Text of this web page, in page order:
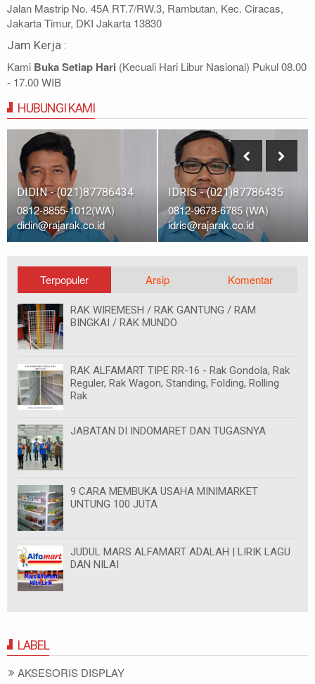
Jalan Mastrip No. 45A RT.7/RW.3, Rambutan, Kec. Ciracas,
Jakarta Timur, DKI Jakarta 13830
Jam Kerja :
Kami Buka Setiap Hari (Kecuali Hari Libur Nasional) Pukul 08.00
- 17.00 WIB
HUBUNGI KAMI
IDRIS - (021)87786435
0812-9678-6785 (WA)
idris@rajarak.co.id
DIDIN - (021)87786434
0812-8855-1012(WA)
didin@rajarak.co.id
Terpopuler Arsip Komentar
RAK WIREMESH / RAK GANTUNG / RAM
BINGKAI / RAK MUNDO
RAK ALFAMART TIPE RR-16 - Rak Gondola, Rak
Reguler, Rak Wagon, Standing, Folding, Rolling
Rak
JABATAN DI INDOMARET DAN TUGASNYA
9 CARA MEMBUKA USAHA MINIMARKET
UNTUNG 100 JUTA
JUDUL MARS ALFAMART ADALAH | LIRIK LAGU
DAN NILAI
LABEL
AKSESORIS DISPLAY